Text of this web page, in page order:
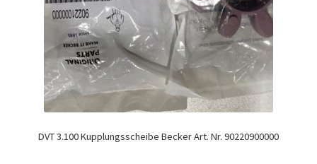
DVT 3.100 Kupplungsscheibe Becker Art. Nr. 90220900000